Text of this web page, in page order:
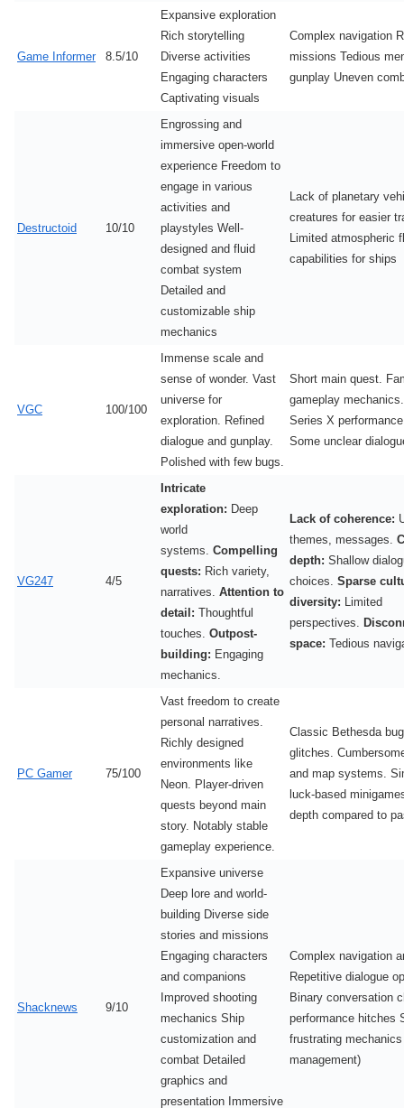
Game Informer 8.5/10
Expansive exploration
Rich storytelling
Diverse activities
Engaging characters
Captivating visuals
Complex navigation
missions Tedious
gunplay Uneven
Destructoid 10/10
Engrossing and
immersive open-world
experience Freedom to
engage in various
activities and
playstyles Well-
designed and fluid
combat system
Detailed and
customizable ship
mechanics
Lack of planetary
creatures for easier
Limited atmospheric
capabilities for ships
VGC 100/100
Immense scale and
sense of wonder. Vast
universe for
exploration. Refined
dialogue and gunplay.
Polished with few bugs.
Short main quest.
gameplay
Series X
Some unclear
VG247 4/5
Intricate
exploration: Deep
world
systems. Compelling
quests: Rich variety,
narratives. Attention to
detail: Thoughtful
touches. Outpost-
building: Engaging
mechanics.
Lack of coherence:
themes, messages.
depth: Shallow
choices. Sparse
diversity: Limited
perspectives.
space: Tedious
PC Gamer 75/100
Vast freedom to create
personal narratives.
Richly designed
environments like
Neon. Player-driven
quests beyond main
story. Notably stable
gameplay experience.
Classic Bethesda
glitches.
and map systems.
luck-based
depth compared to
Shacknews 9/10
Expansive universe
Deep lore and world-
building Diverse side
stories and missions
Engaging characters
and companions
Improved shooting
mechanics Ship
customization and
combat Detailed
graphics and
presentation Immersive
Complex navigation
Repetitive dialogue
Binary conversation
performance hitches
frustrating
management)